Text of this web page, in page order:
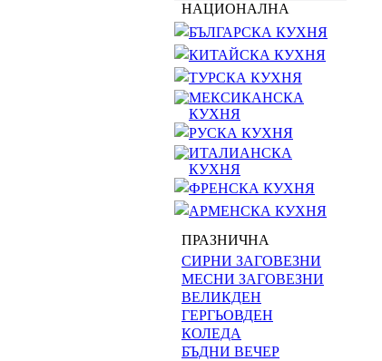
НАЦИОНАЛНА
БЪЛГАРСКА КУХНЯ
КИТАЙСКА КУХНЯ
ТУРСКА КУХНЯ
МЕКСИКАНСКА
КУХНЯ
РУСКА КУХНЯ
ИТАЛИАНСКА
КУХНЯ
ФРЕНСКА КУХНЯ
АРМЕНСКА КУХНЯ
ПРАЗНИЧНА
СИРНИ ЗАГОВЕЗНИ
МЕСНИ ЗАГОВЕЗНИ
ВЕЛИКДЕН
ГЕРГЬОВДЕН
КОЛЕДА
БЪДНИ ВЕЧЕР